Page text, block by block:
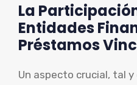
La
Entidades
Préstamos
Un aspecto crucial, tal y